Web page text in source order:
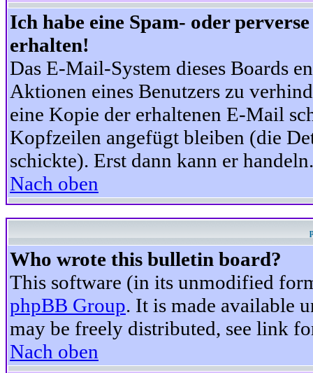
Ich habe eine Spam- oder
erhalten!
Das E-Mail-System dieses Boards
Aktionen eines Benutzers zu
eine Kopie der erhaltenen E-Mail
Kopfzeilen angefügt bleiben (die
schickte). Erst dann kann er handeln.
Nach oben
Who wrote this bulletin board?
This software (in its unmodified
phpBB Group. It is made available
may be freely distributed, see link
Nach oben